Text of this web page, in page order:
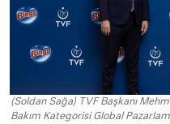
(Soldan Sağa) TVF Başkanı
Bakım Kategorisi Global